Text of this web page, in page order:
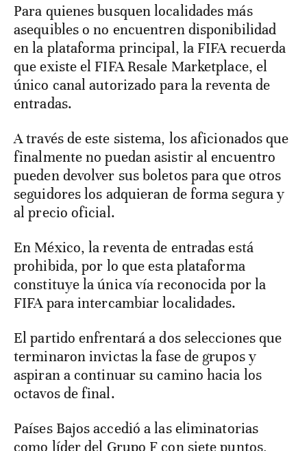
Para quienes busquen localidades más
asequibles o no encuentren disponibilidad
en la plataforma principal, la FIFA recuerda
que existe el FIFA Resale Marketplace, el
único canal autorizado para la reventa de
entradas.
A través de este sistema, los aficionados que
finalmente no puedan asistir al encuentro
pueden devolver sus boletos para que otros
seguidores los adquieran de forma segura y
al precio oficial.
En México, la reventa de entradas está
prohibida, por lo que esta plataforma
constituye la única vía reconocida por la
FIFA para intercambiar localidades.
El partido enfrentará a dos selecciones que
terminaron invictas la fase de grupos y
aspiran a continuar su camino hacia los
octavos de final.
Países Bajos accedió a las eliminatorias
como líder del Grupo F con siete puntos,